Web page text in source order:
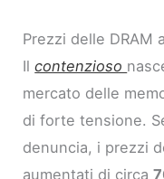
Prezzi delle DRAM
Ilcontenzioso
mercato delle
di forte tensione.
denuncia, i prezzi
aumentati di circa